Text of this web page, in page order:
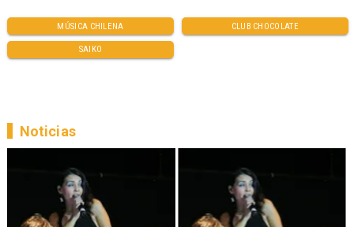
MÚSICA CHILENA CLUB CHOCOLATE
SAIKO
Noticias